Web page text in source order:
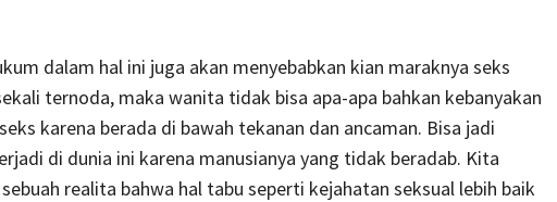
dalam hal ini juga akan menyebabkan kian maraknya seks
ternoda, maka wanita tidak bisa apa-apa bahkan kebanyakan
karena berada di bawah tekanan dan ancaman. Bisa jadi
di dunia ini karena manusianya yang tidak beradab. Kita
realita bahwa hal tabu seperti kejahatan seksual lebih baik